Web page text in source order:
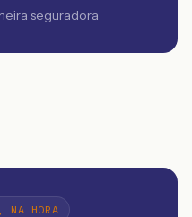
seguradora
NA HORA